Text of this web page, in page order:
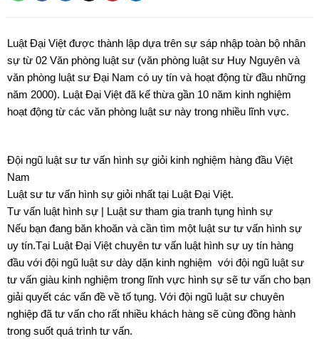
Luật Đại Việt được thành lập dựa trên sự sáp nhập toàn bộ nhân
sự từ 02 Văn phòng luật sư (văn phòng luật sư Huy Nguyên và
văn phòng luật sư Đại Nam có uy tín và hoạt động từ đầu những
năm 2000). Luật Đại Việt đã kế thừa gần 10 năm kinh nghiệm
hoạt động từ các văn phòng luật sư này trong nhiều lĩnh vực.
Đội ngũ luật sư tư vấn hình sự giỏi kinh nghiệm hàng đầu Việt
Nam
Luật sư tư vấn hình sự giỏi nhất tại Luật Đại Việt.
Tư vấn luật hình sự | Luật sư tham gia tranh tụng hình sự
Nếu bạn đang băn khoăn và cần tìm một luật sư tư vấn hình sự
uy tín.Tại Luật Đại Việt chuyên tư vấn luật hình sự uy tín hàng
đầu với đội ngũ luật sư dày dặn kinh nghiệm với đội ngũ luật sư
tư vấn giàu kinh nghiệm trong lĩnh vực hình sự sẽ tư vấn cho bạn
giải quyết các vấn đề về tố tụng. Với đội ngũ luật sư chuyên
nghiệp đã tư vấn cho rất nhiều khách hàng sẽ cùng đồng hành
trong suốt quá trình tư vấn.